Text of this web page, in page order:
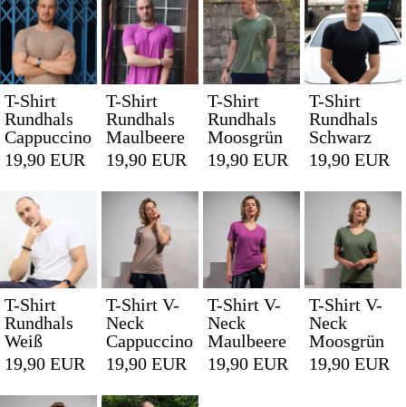
T-Shirt
Rundhals
Cappuccino
19,90 EUR
T-Shirt
Rundhals
Maulbeere
19,90 EUR
T-Shirt
Rundhals
Moosgrün
19,90 EUR
T-Shirt
Rundhals
Schwarz
19,90 EUR
T-Shirt
Rundhals
Weiß
19,90 EUR
T-Shirt V-
Neck
Cappuccino
19,90 EUR
T-Shirt V-
Neck
Maulbeere
19,90 EUR
T-Shirt V-
Neck
Moosgrün
19,90 EUR